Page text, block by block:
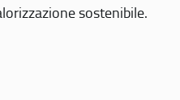
sostenibile.